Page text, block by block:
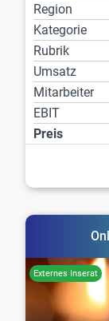
Region
Kategorie
Rubrik
Umsatz
Mitarbeiter
EBIT
Preis